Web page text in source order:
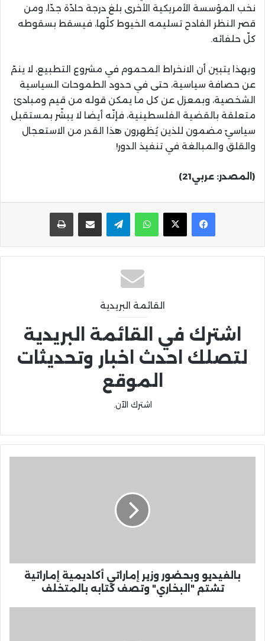
نخب المؤسسة الأمريكية الأخرى بلغ درجة حادّة جدّا، ومن
قصر النظر الفادح تسليمه الخيوط كلّها، فيسقط بسقوطه
كلّ حلفائه.
وبهذا يتبين أن الانخراط المحموم في مشروع التطبيع، لا ينمّ
عن حصافة سياسية، حتى في حدود الطموحات السياسية
الشخصية، وبمعزل عن كل ما يمكن قوله من قيم ومبادئ
متعلقة بالقضية الفلسطينية، فإنّه أيضا لا يبشّر بمستقبل
سياسيّ مضمون للذين يُظهرون هذا القدر من الاستعجال
والقلق والمبالغة في تنفيذ الدور!
(المصدر: عربي21)
واتساب تيلقرام مشاركة عبر البريد
القائمة البريدية
اشترك في القائمة البريدية
لتصلك احدث اخبار وتحديثات
الموقع
اشترك الآن.
بالفيديو وبحضور وزير إماراتي أكاديمية إماراتية
تشتم "البخاري" وتصف كتابه بالمتخلف